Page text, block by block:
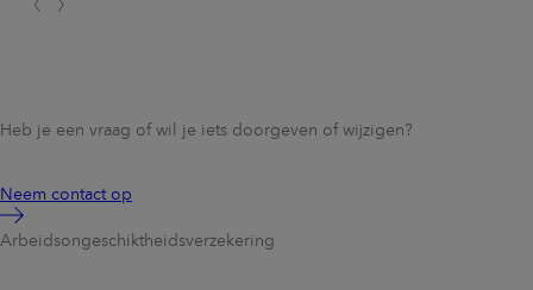
Heb je een vraag of wil je iets doorgeven of wijzigen?
Neem contact op
Arbeidsongeschikt­heidsverzekering